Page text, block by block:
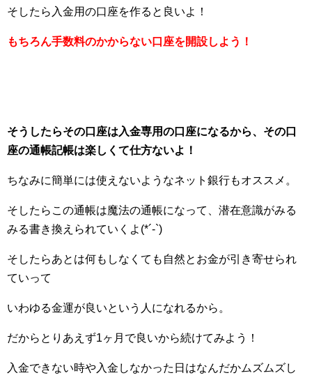
そしたら入金用の口座を作ると良いよ！
もちろん手数料のかからない口座を開設しよう！
そうしたらその口座は入金専用の口座になるから、その口
座の通帳記帳は楽しくて仕方ないよ！
ちなみに簡単には使えないようなネット銀行もオススメ。
そしたらこの通帳は魔法の通帳になって、潜在意識がみる
みる書き換えられていくよ(*´-`)
そしたらあとは何もしなくても自然とお金が引き寄せられ
ていって
いわゆる金運が良いという人になれるから。
だからとりあえず1ヶ月で良いから続けてみよう！
入金できない時や入金しなかった日はなんだかムズムズし